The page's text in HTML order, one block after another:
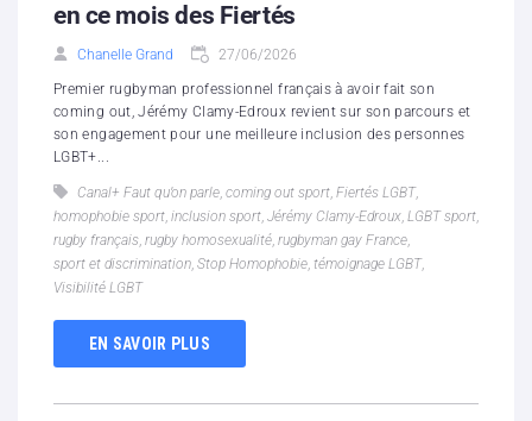
en ce mois des Fiertés
Chanelle Grand 27/06/2026
Premier rugbyman professionnel français à avoir fait son
coming out, Jérémy Clamy-Edroux revient sur son parcours et
son engagement pour une meilleure inclusion des personnes
LGBT+...
Canal+ Faut qu’on parle, coming out sport, Fiertés LGBT,
homophobie sport, inclusion sport, Jérémy Clamy-Edroux, LGBT sport,
rugby français, rugby homosexualité, rugbyman gay France,
sport et discrimination, Stop Homophobie, témoignage LGBT,
Visibilité LGBT
EN SAVOIR PLUS